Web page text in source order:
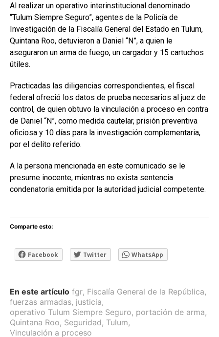
Al realizar un operativo interinstitucional denominado
“Tulum Siempre Seguro”, agentes de la Policía de
Investigación de la Fiscalía General del Estado en Tulum,
Quintana Roo, detuvieron a Daniel “N”, a quien le
aseguraron un arma de fuego, un cargador y 15 cartuchos
útiles.
Practicadas las diligencias correspondientes, el fiscal
federal ofreció los datos de prueba necesarios al juez de
control, de quien obtuvo la vinculación a proceso en contra
de Daniel “N”, como medida cautelar, prisión preventiva
oficiosa y 10 días para la investigación complementaria,
por el delito referido.
A la persona mencionada en este comunicado se le
presume inocente, mientras no exista sentencia
condenatoria emitida por la autoridad judicial competente.
Comparte esto:
Facebook Twitter WhatsApp
En este artículo fgr, Fiscalía General de la República,
fuerzas armadas, justicia,
operativo Tulum Siempre Seguro, portación de arma,
Quintana Roo, Seguridad, Tulum,
Vinculación a proceso